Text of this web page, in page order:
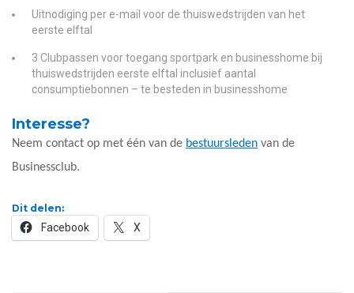
Uitnodiging per e-mail voor de thuiswedstrijden van het
eerste elftal
3 Clubpassen voor toegang sportpark en businesshome bij
thuiswedstrijden eerste elftal inclusief aantal
consumptiebonnen – te besteden in businesshome
Interesse?
Neem contact op met één van de bestuursleden van de
Businessclub.
Dit delen:
Facebook X